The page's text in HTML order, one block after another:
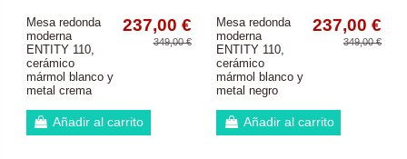
Mesa redonda
moderna
ENTITY 110,
cerámico
mármol blanco y
metal crema
237,00 €
349,00 €
Añadir al carrito
Mesa redonda
moderna
ENTITY 110,
cerámico
mármol blanco y
metal negro
237,00 €
349,00 €
Añadir al carrito